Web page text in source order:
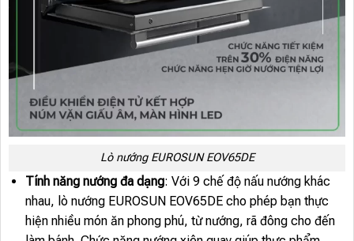
Lò nướng EUROSUN EOV65DE
Tính năng nướng đa dạng: Với 9 chế độ nấu nướng khác
nhau, lò nướng EUROSUN EOV65DE cho phép bạn thực
hiện nhiều món ăn phong phú, từ nướng, rã đông cho đến